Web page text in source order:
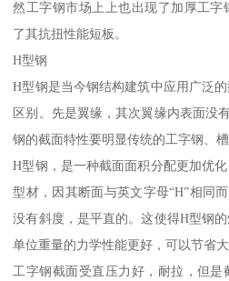
然工字钢市场上上也出现了加厚工
了其抗扭性能短板。
H型钢
H型钢是当今钢结构建筑中应用广泛
区别。先是翼缘，其次翼缘内表面没
钢的截面特性要明显传统的工字钢、槽
H型钢，是一种截面面积分配更加优
型材，因其断面与英文字母“H”相同
没有斜度，是平直的。这使得H型钢
单位重量的力学性能更好，可以节省
工字钢截面受直压力好，耐拉，但